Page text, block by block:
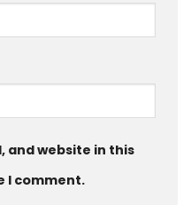
and website in this
I comment.